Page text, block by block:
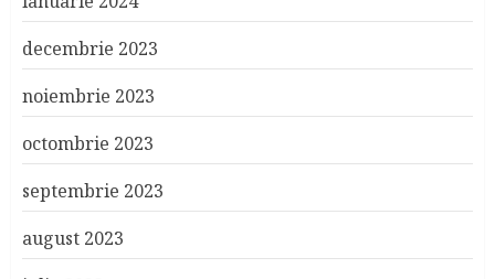
decembrie 2023
noiembrie 2023
octombrie 2023
septembrie 2023
august 2023